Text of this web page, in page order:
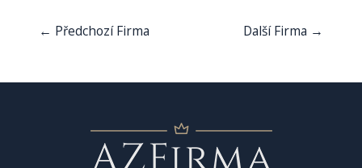
Navigace
← Předchozí Firma Další Firma →